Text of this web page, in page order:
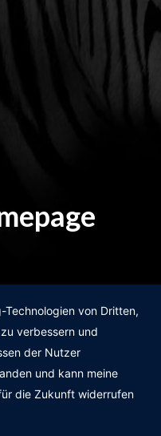
Technologien von Dritten,
verbessern und
der Nutzer
und kann meine
die Zukunft widerrufen